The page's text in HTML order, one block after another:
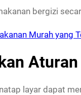
bergizi
Murah yang
layar dapat